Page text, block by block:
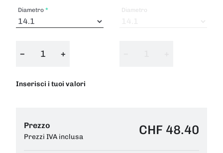
Diametro
− +
Inserisci i tuoi valori
Diametro
Prezzo
Prezzi IVA inclusa CHF 48.40